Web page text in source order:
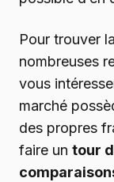
Pour trouver
nombreuses
vous
marché
des propres
faire un tour